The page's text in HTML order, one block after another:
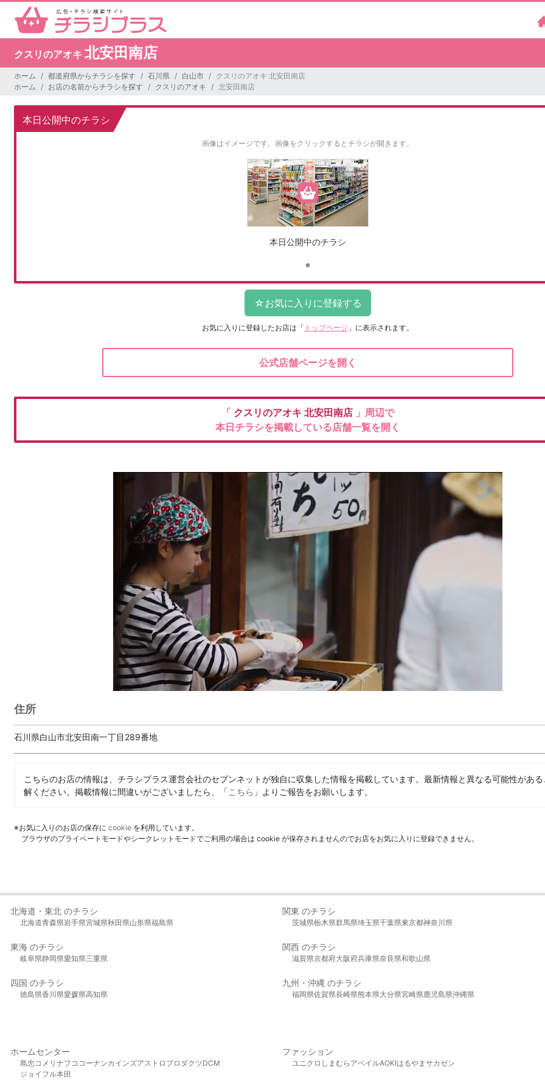
クスリのアオキ 北安田南店
ホーム 都道府県からチラシを探す 石川県 白山市
クスリのアオキ 北安田南店
ホーム
お店の名前からチラシを探す クスリのアオキ 北安田南店
本日公開中のチラシ
画像はイメージです。 画像をクリックするとチラシが開きます。
本日公開中のチラシ
お気に入りに登録したお店は 「 トップページ 」に表示されます。
公式店舗ページを開く
「 クスリのアオキ 北安田南店 」周辺で
本日チラシを掲載している店舗一覧を開く
住所
石川県白山市北安田南一丁目289番地
こちらのお店の情報は、チラシプラス運営会社のセブンネットが独自に収集した情報を掲載しています。最新情報と異なる可能性があ
解ください。掲載情報に間違いがございましたら、「こちら 」よりご報告をお願いします。
※お気に入りのお店の保存に cookie を利用しています。
ブラウザのプライベートモードやシークレットモードでご利用の場合は cookie が保存されませんのでお店をお気に入りに登録できません。
北海道・東北 のチラシ
北海道青森県岩手県宮城県秋田県山形県福島県
関東 のチラシ
茨城県栃木県群馬県埼玉県千葉県東京都神奈川県
東海 のチラシ
岐阜県静岡県愛知県三重県
関西 のチラシ
滋賀県京都府大阪府兵庫県奈良県和歌山県
四国 のチラシ
徳島県香川県愛媛県高知県
九州・沖縄 のチラシ
福岡県佐賀県長崎県熊本県大分県宮崎県鹿児島県沖縄県
ホームセンター
島忠 コメリ ナフコ コーナンカインズアストロプロダクツDCM
ジョイフル本田
ファッション
ユニクロ しまむら アベイルAOKIはるやま サカゼン